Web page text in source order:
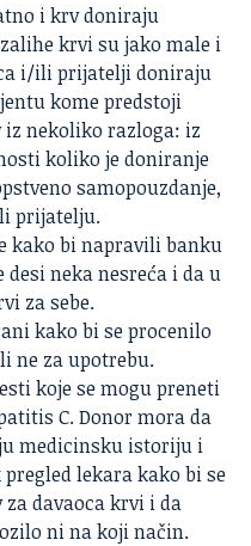
i krv doniraju
krvi su jako male i
i/ili prijatelji doniraju
kome predstoji
nekoliko razloga: iz
koliko je doniranje
samopouzdanje,
prijatelju.
kako bi napravili banku
desi neka nesreća i da u
za sebe.
kako bi se procenilo
ne za upotrebu.
koje se mogu preneti
C. Donor mora da
medicinsku istoriju i
lekara kako bi se
davaoca krvi i da
ni na koji način.